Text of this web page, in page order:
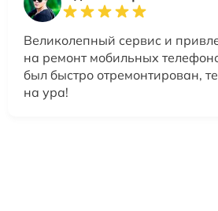
Великолепный сервис и
на ремонт мобильных
был быстро отремонтирован,
на ура!